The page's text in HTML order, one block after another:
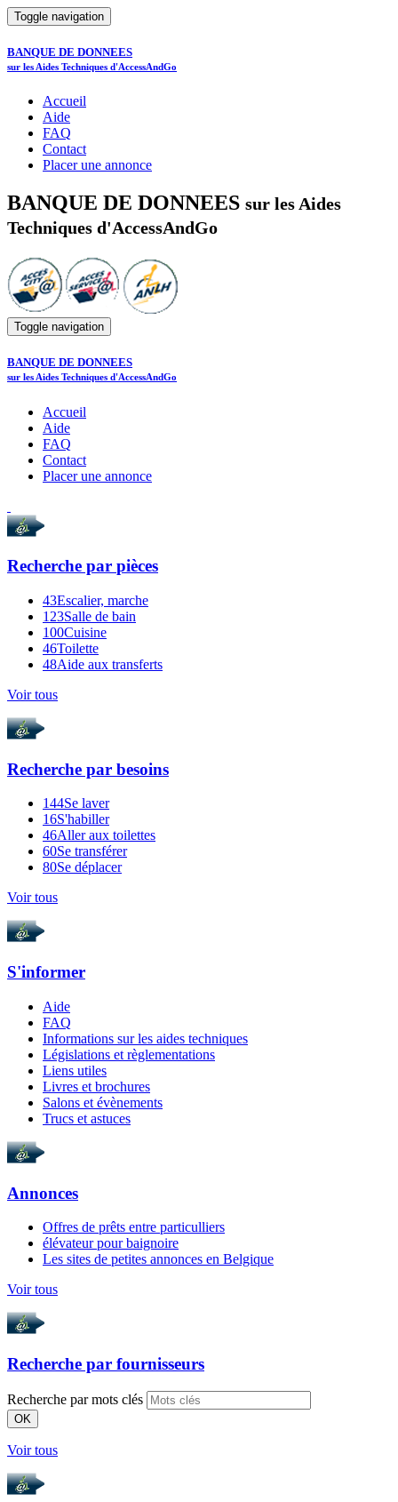
Toggle navigation
BANQUE DE DONNEES
sur les Aides Techniques d'AccessAndGo
Accueil
Aide
FAQ
Contact
Placer une annonce
BANQUE DE DONNEES sur les Aides
Techniques d'AccessAndGo
Toggle navigation
BANQUE DE DONNEES
sur les Aides Techniques d'AccessAndGo
Accueil
Aide
FAQ
Contact
Placer une annonce
Recherche par pièces
43Escalier, marche
123Salle de bain
100Cuisine
46Toilette
48Aide aux transferts
Voir tous
Recherche par besoins
144Se laver
16S'habiller
46Aller aux toilettes
60Se transférer
80Se déplacer
Voir tous
S'informer
Aide
FAQ
Informations sur les aides techniques
Législations et règlementations
Liens utiles
Livres et brochures
Salons et évènements
Trucs et astuces
Annonces
Offres de prêts entre particulliers
élévateur pour baignoire
Les sites de petites annonces en Belgique
Voir tous
Recherche par fournisseurs
Recherche par mots clés
OK
Voir tous